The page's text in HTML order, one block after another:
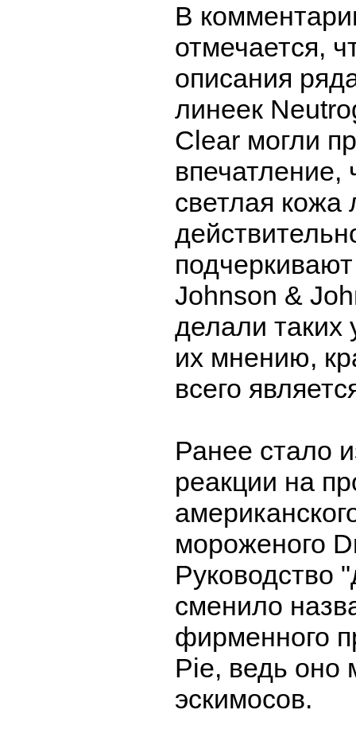
В
отмечается,
описания
линеек
Clear могли
впечатление,
светлая
Johnson &
делали
их мнению,
всего
Ранее стало
реакции на
мороженого
Руководство
сменило
фирменного
Pie, ведь оно
эскимосов.